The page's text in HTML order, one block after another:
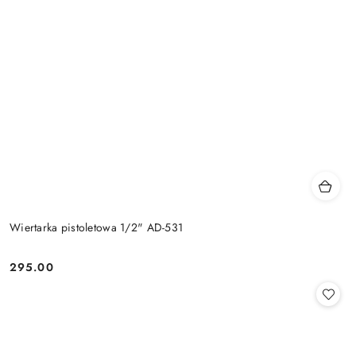
Wiertarka pistoletowa 1/2" AD-531
Cena:
295.00